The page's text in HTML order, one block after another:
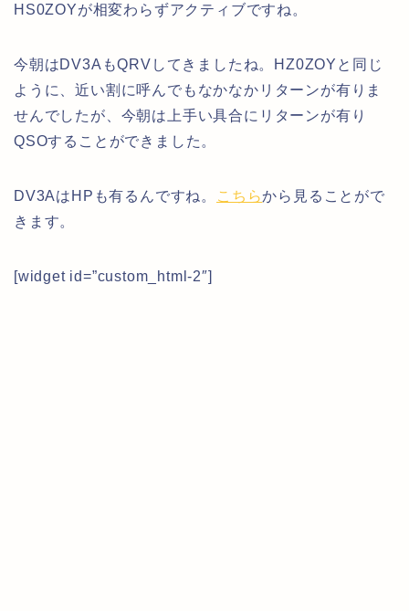
HS0ZOYが相変わらずアクティブですね。
今朝はDV3AもQRVしてきましたね。HZ0ZOYと同じ
ように、近い割に呼んでもなかなかリターンが有りま
せんでしたが、今朝は上手い具合にリターンが有り
QSOすることができました。
DV3AはHPも有るんですね。 こちらから見ることがで
きます。
[widget id=”custom_html-2″]